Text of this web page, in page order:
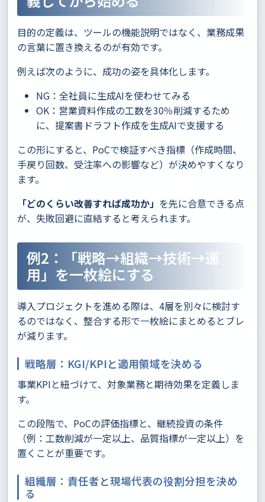
目的の定義は、ツールの機能説明ではなく、業務成果
の言葉に置き換えるのが有効です。
例えば次のように、成功の姿を具体化します。
NG：全社員に生成AIを使わせてみる
OK：営業資料作成の工数を30％削減するため
に、提案書ドラフト作成を生成AIで支援する
この形にすると、PoCで検証すべき指標（作成時間、
手戻り回数、受注率への影響など）が決めやすくなり
ます。
「どのくらい改善すれば成功か」 を先に合意できる点
が、失敗回避に直結すると考えられます。
例2：「戦略→組織→技術→運
用」を一枚絵にする
導入プロジェクトを進める際は、4層を別々に検討す
るのではなく、整合する形で一枚絵にまとめるとブレ
が減ります。
戦略層：KGI/KPIと適用領域を決める
事業KPIと紐づけて、対象業務と期待効果を定義しま
す。
この段階で、PoCの評価指標と、継続投資の条件
（例：工数削減が一定以上、品質指標が一定以上）を
置くことが重要です。
組織層：責任者と現場代表の役割分担を決め
る